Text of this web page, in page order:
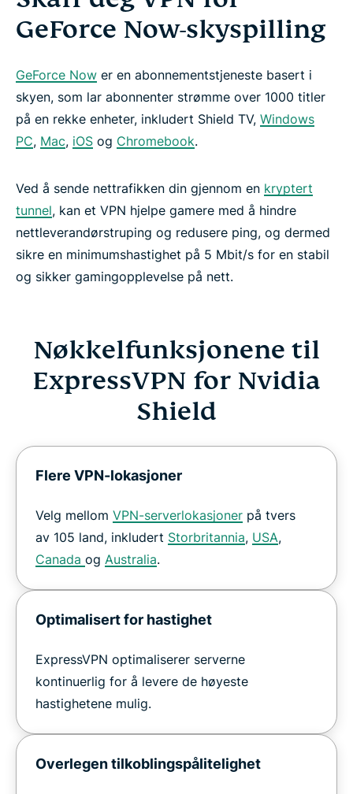
GeForce Now-skyspilling
GeForce Now er en abonnementstjeneste basert i
skyen, som lar abonnenter strømme over 1000 titler
på en rekke enheter, inkludert Shield TV, Windows
PC, Mac, iOS og Chromebook.
Ved å sende nettrafikken din gjennom en kryptert
tunnel, kan et VPN hjelpe gamere med å hindre
nettleverandørstruping og redusere ping, og dermed
sikre en minimumshastighet på 5 Mbit/s for en stabil
og sikker gamingopplevelse på nett.
Nøkkelfunksjonene til
ExpressVPN for Nvidia
Shield
Flere VPN-lokasjoner
Velg mellom VPN-serverlokasjoner på tvers
av 105 land, inkludert Storbritannia, USA,
Canada og Australia.
Optimalisert for hastighet
ExpressVPN optimaliserer serverne
kontinuerlig for å levere de høyeste
hastighetene mulig.
Overlegen tilkoblingspålitelighet